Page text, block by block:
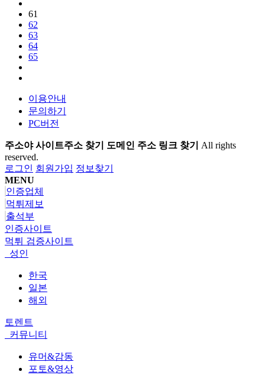
61
62
63
64
65
이용안내
문의하기
PC버전
주소야 사이트주소 찾기 도메인 주소 링크 찾기 All rights
reserved.
로그인 회원가입 정보찾기
MENU
인증업체
먹튀제보
출석부
인증사이트
먹튀 검증사이트
성인
한국
일본
해외
토렌트
커뮤니티
유머&감동
포토&영상